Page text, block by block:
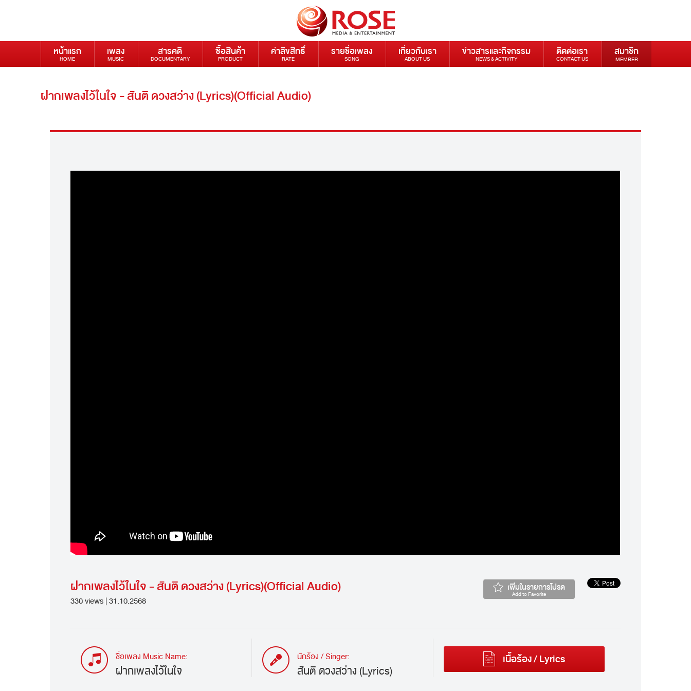
หน้าแรก
HOME
เพลง
MUSIC
สารคดี
DOCUMENTARY
ซื้อสินค้า
PRODUCT
ค่าลิขสิทธิ์
RATE
รายชื่อเพลง
SONG
เกี่ยวกับเรา
ABOUT US
ข่าวสารและกิจกรรม
NEWS & ACTIVITY
ติดต่อเรา
CONTACT US
สมาชิก
MEMBER
ฝากเพลงไว้ในใจ - สันติ ดวงสว่าง (Lyrics)(Official Audio)
เพิ่มในรายการโปรด
Add to Favorite
ฝากเพลงไว้ในใจ - สันติ ดวงสว่าง (Lyrics)(Official Audio)
330 views | 31.10.2568
ชื่อเพลง Music Name:
ฝากเพลงไว้ในใจ
นักร้อง / Singer:
สันติ ดวงสว่าง (Lyrics)
เนื้อร้อง / Lyrics